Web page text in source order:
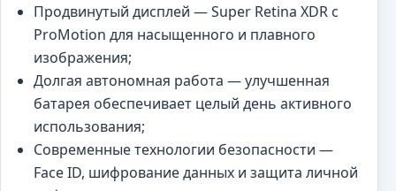
Продвинутый дисплей — Super Retina XDR с
ProMotion для насыщенного и плавного
изображения;
Долгая автономная работа — улучшенная
батарея обеспечивает целый день активного
использования;
Современные технологии безопасности —
Face ID, шифрование данных и защита личной